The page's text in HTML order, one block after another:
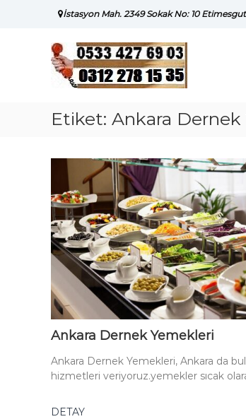
İstasyon Mah. 2349 Sokak No: 10
Etiket: Ankara Dernek
Ankara Dernek Yemekleri
Ankara Dernek Yemekleri, Ankara da
hizmetleri veriyoruz.yemekler sıcak
DETAY